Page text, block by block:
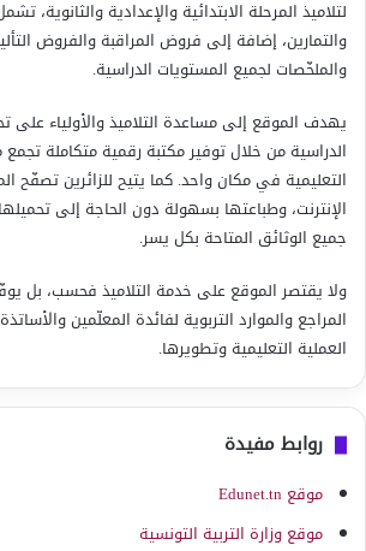
لتلاميذ المرحلة الابتدائية والإعدادية والثانوية،
والتمارين، إضافة إلى فروض المراقبة والفروض
والملخّصات لجميع المستويات الدراسية.
يهدف الموقع إلى مساعدة التلاميذ والأولياء على
الدراسية من خلال توفير مكتبة رقمية متكاملة تجمع
التعليمية في مكان واحد. كما يتيح للزائرين تصفّح
الإنترنت، وطباعتها بسهولة دون الحاجة إلى
جميع الوثائق المتاحة بكل يسر.
ولا يقتصر الموقع على خدمة التلاميذ فحسب، بل
المراجع والموارد التربوية لفائدة المعلّمين
العملية التعليمية وتطويرها.
روابط مفيدة
موقع Edunet.tn
موقع وزارة التربية التونسية